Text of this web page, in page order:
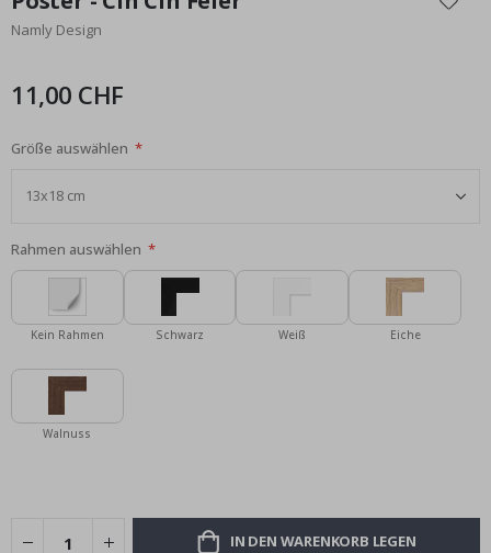
der
Bildgalerie
Namly Design
11,00 CHF
Größe auswählen
Rahmen auswählen
Kein Rahmen Schwarz Weiß Eiche
Walnuss
IN DEN WARENKORB LEGEN